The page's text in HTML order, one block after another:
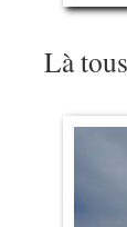
Là